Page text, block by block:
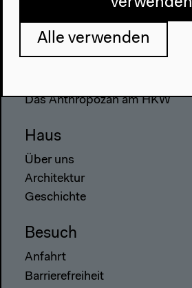
Programm
Das Anthropozän am HKW
Haus
Über uns
Architektur
Geschichte
Besuch
Anfahrt
Barrierefreiheit
Alle verwenden